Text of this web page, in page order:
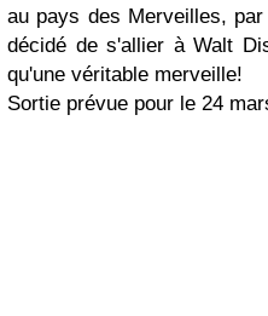
au pays des Merveilles, par
décidé de s'allier à Walt
qu'une véritable merveille!
Sortie prévue pour le 24